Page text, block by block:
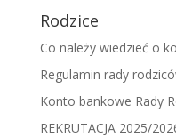
Rodzice
Co należy wiedzieć o
Regulamin rady
Konto bankowe Rady
REKRUTACJA 2025/